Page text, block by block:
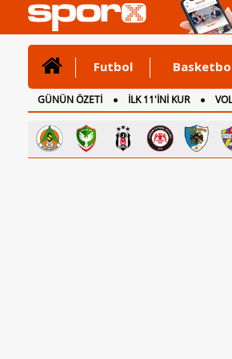
Futbol
GÜNÜN ÖZETİ İLK 11'İNİ KUR
CANLI ANLATIM
İNGİLTERE